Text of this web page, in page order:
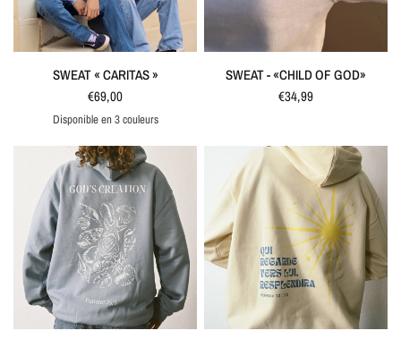
APERÇU RAPIDE
SWEAT « CARITAS »
€69,00
BlancroseLimited Edition
Disponible en 3 couleurs
APERÇU RAPIDE
SWEAT - «CHILD OF GOD»
€34,99